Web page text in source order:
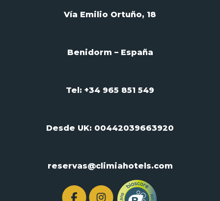
Vía Emilio Ortuño, 18
Benidorm – España
Tel: +34 965 851 549
Desde UK: 00442039663920
reservas@climiahotels.com